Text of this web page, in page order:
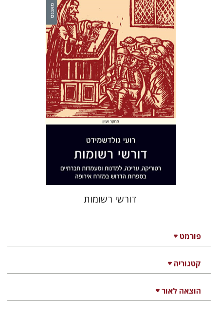
פורמט
קטגוריה
הוצאה לאור
רועי גולדשמידט
הנחת אתר ספר מודפס
$42
$38
דורשי רשומות